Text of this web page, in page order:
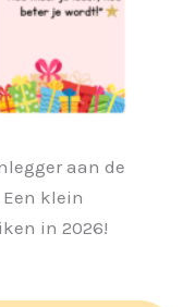
aan de
klein
in 2026!